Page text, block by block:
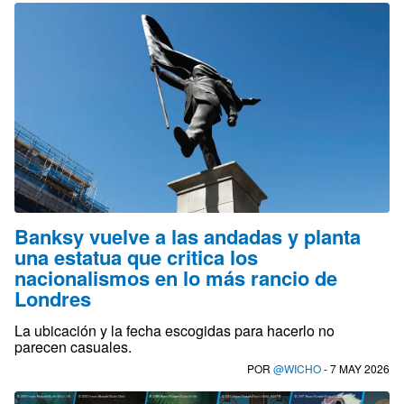
Banksy vuelve a las andadas y planta
una estatua que critica los
nacionalismos en lo más rancio de
Londres
La ubicación y la fecha escogidas para hacerlo no
parecen casuales.
POR @WICHO- 7 MAY 2026